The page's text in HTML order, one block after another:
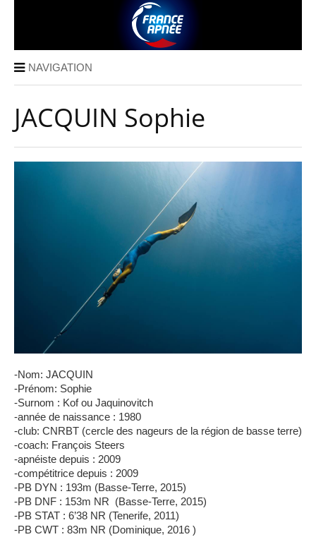
NAVIGATION
JACQUIN Sophie
-Nom: JACQUIN
-Prénom: Sophie
-Surnom : Kof ou Jaquinovitch
-année de naissance : 1980
-club: CNRBT (cercle des nageurs de la région de basse terre)
-coach: François Steers
-apnéiste depuis : 2009
-compétitrice depuis : 2009
-PB DYN : 193m (Basse-Terre, 2015)
-PB DNF : 153m NR (Basse-Terre, 2015)
-PB STAT : 6’38 NR (Tenerife, 2011)
-PB CWT : 83m NR (Dominique, 2016 )